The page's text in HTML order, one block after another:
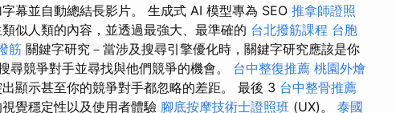
幕並自動總結長影片。 生成式 AI 模型專為 SEO 推拿師證照
似人類的內容，並透過最強大、最準確的 台北撥筋課程 台胞
筋 關鍵字研究－當涉及搜尋引擎優化時，關鍵字研究應該是你
尋競爭對手並尋找與他們競爭的機會。 台中整復推薦 桃園外燴
顯示甚至你的競爭對手都忽略的差距。 最後 3 台中整骨推薦
覺穩定性以及使用者體驗 腳底按摩技術士證照班 (UX)。 泰國